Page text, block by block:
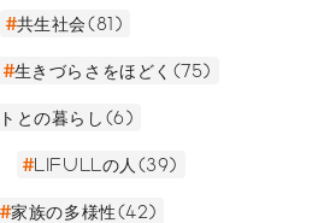
共生社会(81)
生きづらさをほどく(75)
との暮らし(6)
LIFULLの人(39)
家族の多様性(42)